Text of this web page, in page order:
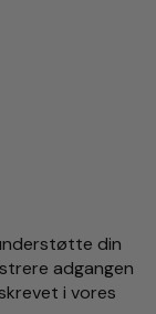
din
adgangen
i vores